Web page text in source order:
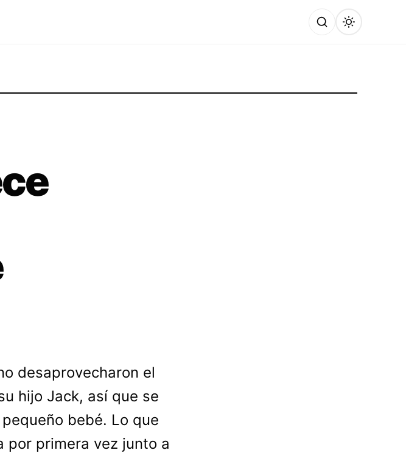
desaprovecharon el
hijo Jack, así que se
bebé. Lo que
por primera vez junto a